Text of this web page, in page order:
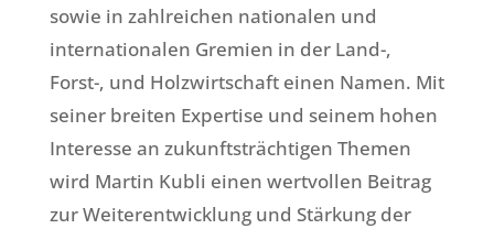
sowie in zahlreichen nationalen und
internationalen Gremien in der Land-,
Forst-, und Holzwirtschaft einen Namen. Mit
seiner breiten Expertise und seinem hohen
Interesse an zukunftsträchtigen Themen
wird Martin Kubli einen wertvollen Beitrag
zur Weiterentwicklung und Stärkung der